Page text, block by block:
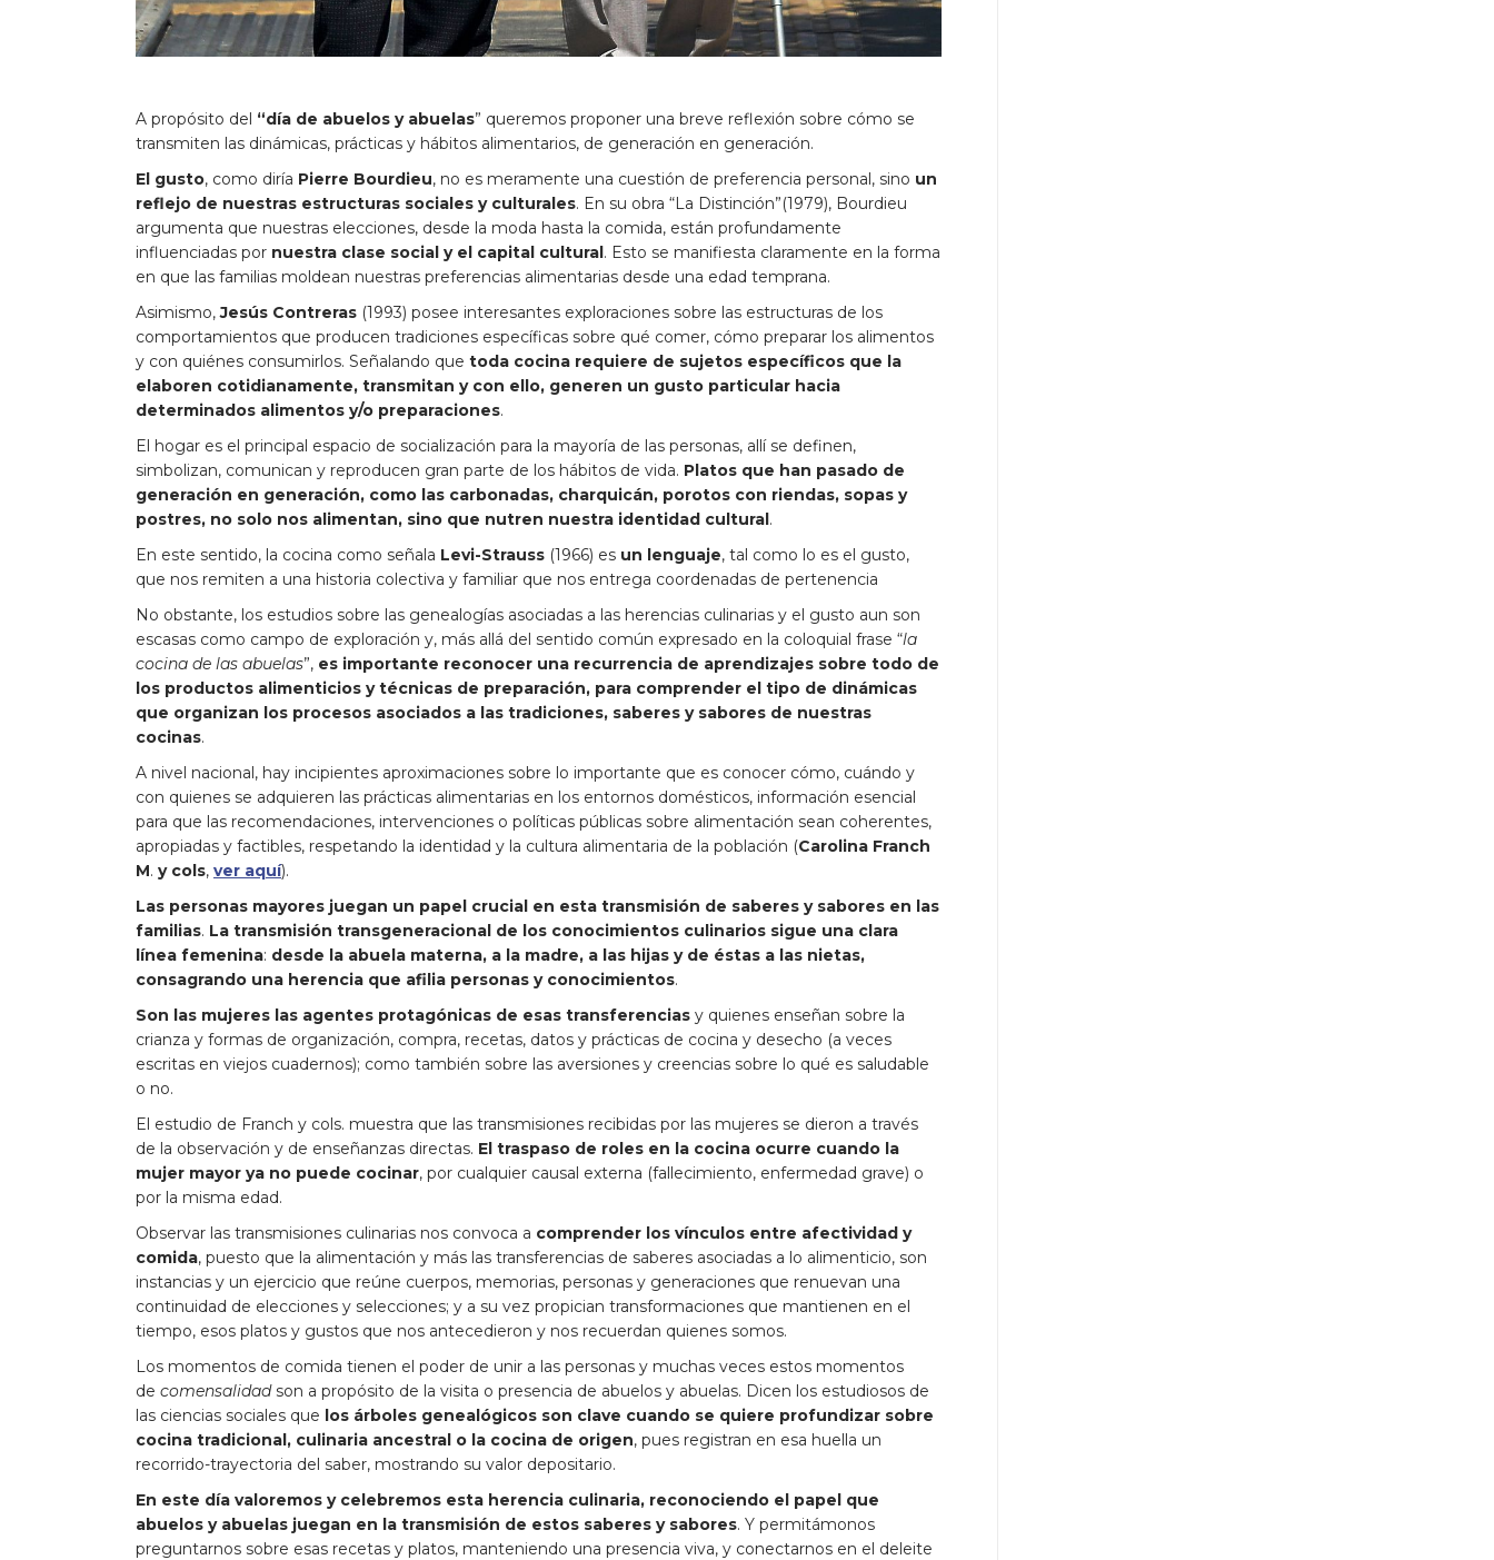
A propósito del “día de abuelos y abuelas” queremos proponer una breve reflexión sobre cómo se
transmiten las dinámicas, prácticas y hábitos alimentarios, de generación en generación.
El gusto, como diría Pierre Bourdieu, no es meramente una cuestión de preferencia personal, sino un
reflejo de nuestras estructuras sociales y culturales. En su obra “La Distinción”(1979), Bourdieu
argumenta que nuestras elecciones, desde la moda hasta la comida, están profundamente
influenciadas por nuestra clase social y el capital cultural. Esto se manifiesta claramente en la forma
en que las familias moldean nuestras preferencias alimentarias desde una edad temprana.
Asimismo,Jesús Contreras (1993) posee interesantes exploraciones sobre las estructuras de los
comportamientos que producen tradiciones específicas sobre qué comer, cómo preparar los alimentos
y con quiénes consumirlos. Señalando que toda cocina requiere de sujetos específicos que la
elaboren cotidianamente, transmitan y con ello, generen un gusto particular hacia
determinados alimentos y/o preparaciones.
El hogar es el principal espacio de socialización para la mayoría de las personas, allí se definen,
simbolizan, comunican y reproducen gran parte de los hábitos de vida. Platos que han pasado de
generación en generación, como las carbonadas, charquicán, porotos con riendas, sopas y
postres, no solo nos alimentan, sino que nutren nuestra identidad cultural.
En este sentido, la cocina como señala Levi-Strauss (1966) es un lenguaje, tal como lo es el gusto,
que nos remiten a una historia colectiva y familiar que nos entrega coordenadas de pertenencia
No obstante, los estudios sobre las genealogías asociadas a las herencias culinarias y el gusto aun son
escasas como campo de exploración y, más allá del sentido común expresado en la coloquial frase “la
cocina de las abuelas”, es importante reconocer una recurrencia de aprendizajes sobre todo de
los productos alimenticios y técnicas de preparación, para comprender el tipo de dinámicas
que organizan los procesos asociados a las tradiciones, saberes y sabores de nuestras
cocinas.
A nivel nacional, hay incipientes aproximaciones sobre lo importante que es conocer cómo, cuándo y
con quienes se adquieren las prácticas alimentarias en los entornos domésticos, información esencial
para que las recomendaciones, intervenciones o políticas públicas sobre alimentación sean coherentes,
apropiadas y factibles, respetando la identidad y la cultura alimentaria de la población (Carolina Franch
M. y cols, ver aquí).
Las personas mayores juegan un papel crucial en esta transmisión de saberes y sabores en las
familias. La transmisión transgeneracional de los conocimientos culinarios sigue una clara
línea femenina: desde la abuela materna, a la madre, a las hijas y de éstas a las nietas,
consagrando una herencia que afilia personas y conocimientos.
Son las mujeres las agentes protagónicas de esas transferencias y quienes enseñan sobre la
crianza y formas de organización, compra, recetas, datos y prácticas de cocina y desecho (a veces
escritas en viejos cuadernos); como también sobre las aversiones y creencias sobre lo qué es saludable
o no.
El estudio de Franch y cols. muestra que las transmisiones recibidas por las mujeres se dieron a través
de la observación y de enseñanzas directas. El traspaso de roles en la cocina ocurre cuando la
mujer mayor ya no puede cocinar, por cualquier causal externa (fallecimiento, enfermedad grave) o
por la misma edad.
Observar las transmisiones culinarias nos convoca a comprender los vínculos entre afectividad y
comida, puesto que la alimentación y más las transferencias de saberes asociadas a lo alimenticio, son
instancias y un ejercicio que reúne cuerpos, memorias, personas y generaciones que renuevan una
continuidad de elecciones y selecciones; y a su vez propician transformaciones que mantienen en el
tiempo, esos platos y gustos que nos antecedieron y nos recuerdan quienes somos.
Los momentos de comida tienen el poder de unir a las personas y muchas veces estos momentos
de comensalidadson a propósito de la visita o presencia de abuelos y abuelas. Dicen los estudiosos de
las ciencias sociales que los árboles genealógicos son clave cuando se quiere profundizar sobre
cocina tradicional, culinaria ancestral o la cocina de origen, pues registran en esa huella un
recorrido-trayectoria del saber, mostrando su valor depositario.
En este día valoremos y celebremos esta herencia culinaria, reconociendo el papel que
abuelos y abuelas juegan en la transmisión de estos saberes y sabores. Y permitámonos
preguntarnos sobre esas recetas y platos, manteniendo una presencia viva, y conectarnos en el deleite